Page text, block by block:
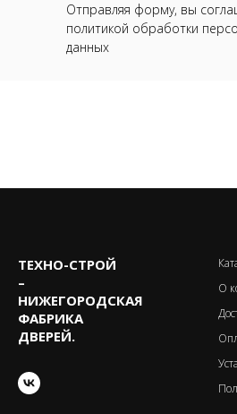
Отправляя форму, вы
политикой обработки
данных
ТЕХНО-CТРОЙ
–
НИЖЕГОРОДСКАЯ
ФАБРИКА
ДВЕРЕЙ.
О